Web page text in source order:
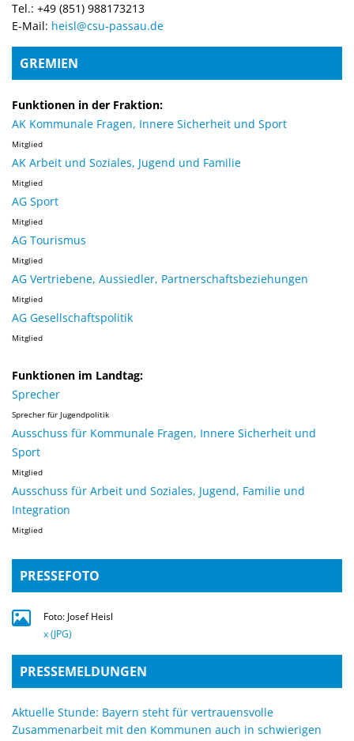
Tel.: +49 (851) 988173213
E-Mail: heisl@csu-passau.de
GREMIEN
Funktionen in der Fraktion:
AK Kommunale Fragen, Innere Sicherheit und Sport
Mitglied
AK Arbeit und Soziales, Jugend und Familie
Mitglied
AG Sport
Mitglied
AG Tourismus
Mitglied
AG Vertriebene, Aussiedler, Partnerschaftsbeziehungen
Mitglied
AG Gesellschaftspolitik
Mitglied
Funktionen im Landtag:
Sprecher
Sprecher für Jugendpolitik
Ausschuss für Kommunale Fragen, Innere Sicherheit und
Sport
Mitglied
Ausschuss für Arbeit und Soziales, Jugend, Familie und
Integration
Mitglied
PRESSEFOTO
Foto: Josef Heisl
x (JPG)
PRESSEMELDUNGEN
Aktuelle Stunde: Bayern steht für vertrauensvolle
Zusammenarbeit mit den Kommunen auch in schwierigen